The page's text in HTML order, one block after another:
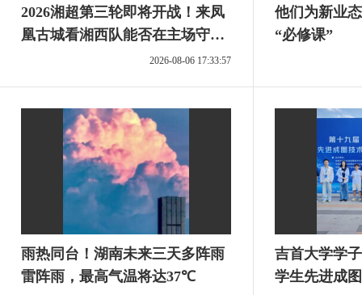
2026湘超第三轮即将开战！来凤
凰古城看湘西队能否在主场守
2026-08-06 17:33:57
他们为新业
“必修课”
雨热同台！湖南未来三天多阵雨
雷阵雨，最高气温将达37℃
吉首大学学
学生先进成